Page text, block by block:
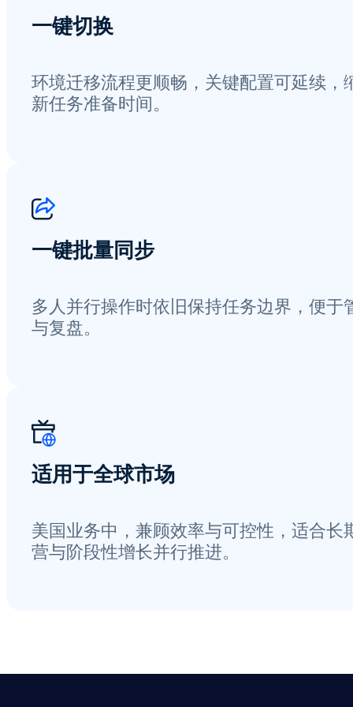
一键切换
环境迁移流程更顺畅，关键配置可延续，
新任务准备时间。
一键批量同步
多人并行操作时依旧保持任务边界，便于
与复盘。
适用于全球市场
美国业务中，兼顾效率与可控性，适合长
营与阶段性增长并行推进。